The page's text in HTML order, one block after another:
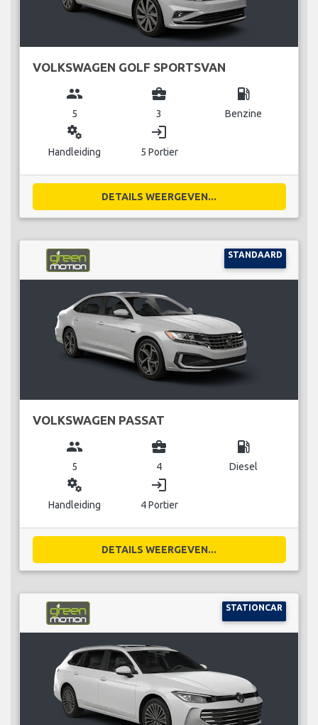
VOLKSWAGEN GOLF SPORTSVAN
group
5
business_center
3
local_gas_station
Benzine
miscellaneous_services
Handleiding
login
5 Portier
DETAILS WEERGEVEN...
STANDAARD
VOLKSWAGEN PASSAT
group
5
business_center
4
local_gas_station
Diesel
miscellaneous_services
Handleiding
login
4 Portier
DETAILS WEERGEVEN...
STATIONCAR